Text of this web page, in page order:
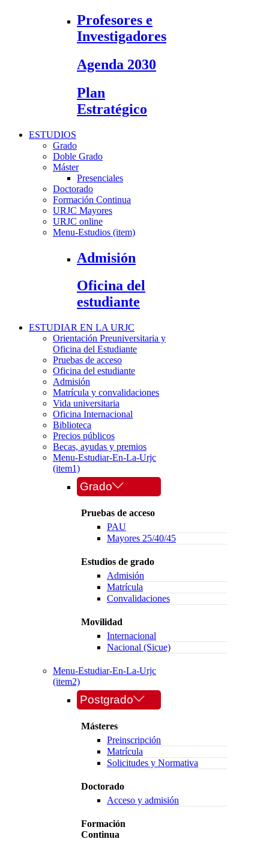
Profesores e
Investigadores
Agenda 2030
Plan
Estratégico
ESTUDIOS
Grado
Doble Grado
Máster
Presenciales
Doctorado
Formación Continua
URJC Mayores
URJC online
Menu-Estudios (item)
Admisión
Oficina del
estudiante
ESTUDIAR EN LA URJC
Orientación Preuniversitaria y
Oficina del Estudiante
Pruebas de acceso
Oficina del estudiante
Admisión
Matrícula y convalidaciones
Vida universitaria
Oficina Internacional
Biblioteca
Precios públicos
Becas, ayudas y premios
Menu-Estudiar-En-La-Urjc
(item1)
Grado
Pruebas de acceso
PAU
Mayores 25/40/45
Estudios de grado
Admisión
Matrícula
Convalidaciones
Movilidad
Internacional
Nacional (Sicue)
Menu-Estudiar-En-La-Urjc
(item2)
Postgrado
Másteres
Preinscripción
Matrícula
Solicitudes y Normativa
Doctorado
Acceso y admisión
Formación
Continua